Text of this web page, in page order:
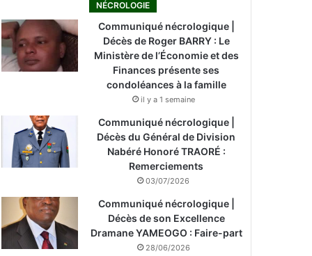
NÉCROLOGIE
Communiqué nécrologique |
Décès de Roger BARRY : Le
Ministère de l’Économie et des
Finances présente ses
condoléances à la famille
il y a 1 semaine
Communiqué nécrologique |
Décès du Général de Division
Nabéré Honoré TRAORÉ :
Remerciements
03/07/2026
Communiqué nécrologique |
Décès de son Excellence
Dramane YAMEOGO : Faire-part
28/06/2026